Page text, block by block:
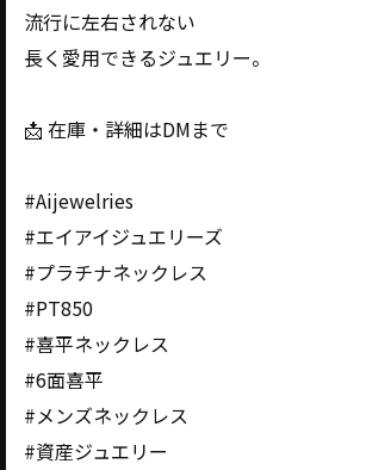
流行に左右されない
長く愛用できるジュエリー。
📩 在庫・詳細はDMまで
#Aijewelries
#エイアイジュエリーズ
#プラチナネックレス
#PT850
#喜平ネックレス
#6面喜平
#メンズネックレス
#資産ジュエリー